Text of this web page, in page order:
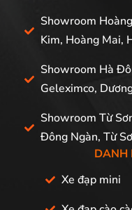
Showroom
Kim, Hoàng Mai,
Showroom Hà
Geleximco,
Showroom Từ
Đông Ngàn, Từ
DANH
Xe đạp mini